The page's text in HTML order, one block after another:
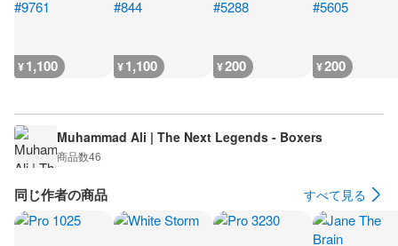
¥1,100 ¥1,100 ¥200 ¥200
Muhammad Ali | The Next Legends - Boxers
商品数46
同じ作者の商品 すべて見る